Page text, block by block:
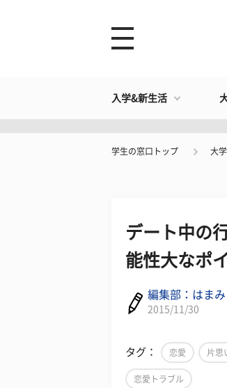
入学&新生活
学生の窓口トップ 大
デート中の
能性大なポ
編集部：はまみ
2015/11/30
タグ： 恋愛 片思
恋愛トラブル